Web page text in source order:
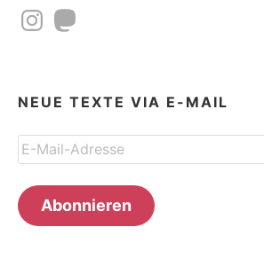
InstagramMastodon
NEUE TEXTE VIA E-MAIL
E-
Mail-
Adresse
Abonnieren